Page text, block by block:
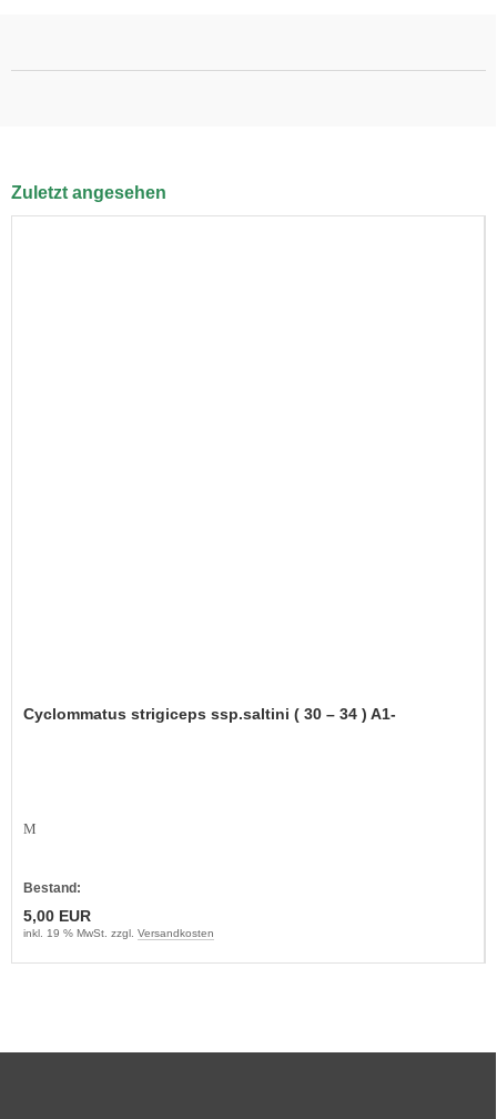
Zuletzt angesehen
Cyclommatus strigiceps ssp.saltini ( 30 – 34 ) A1-
M
Bestand:
5,00 EUR
inkl. 19 % MwSt. zzgl. Versandkosten